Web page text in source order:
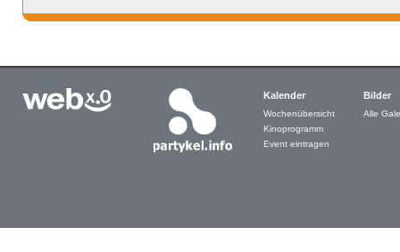
Kalender
Wochenübersicht
Kinoprogramm
Event eintragen
Bilder
Alle